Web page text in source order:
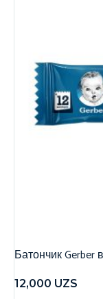
Батончик Gerber
12,000 UZS